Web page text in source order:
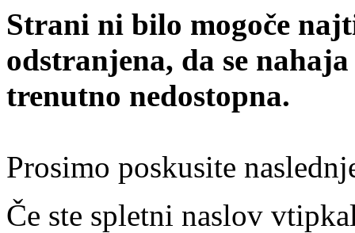
Strani ni bilo mogoče
odstranjena, da se
trenutno nedostopna.
Prosimo poskusite
Če ste spletni naslov